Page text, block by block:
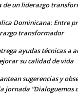
de un liderazgo
Dominicana: Entre
transformador
ayudas técnicas a
su calidad de vida
sugerencias y
jornada “Dialoguemos